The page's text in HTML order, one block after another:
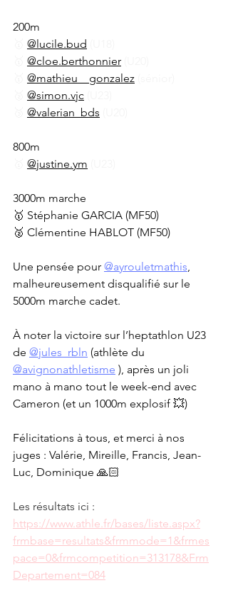
200m
@lucile.bud
@cloe.berthonnier
@mathieu__gonzalez
@simon.vjc
@valerian_bds
800m
@justine.ym
3000m marche
🥇 Stéphanie GARCIA (MF50)
🥈 Clémentine HABLOT (MF50)
Une pensée pour @ayrouletmathis,
malheureusement disqualifié sur le
5000m marche cadet.
À noter la victoire sur l’heptathlon U23
de @jules_rbln (athlète du
@avignonathletisme ), après un joli
mano à mano tout le week-end avec
Cameron (et un 1000m explosif 💥)
Félicitations à tous, et merci à nos
juges : Valérie, Mireille, Francis, Jean-
Luc, Dominique 🙏🏻
Les résultats ici :
https://www.athle.fr/bases/liste.aspx?
frmbase=resultats&frmmode=1&frmes
pace=0&frmcompetition=313178&Frm
Departement=084